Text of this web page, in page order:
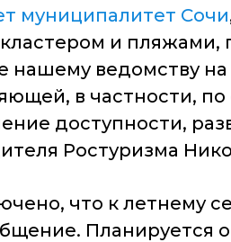
муниципалитет Сочи
и пляжами,
нашему ведомству на
в частности,
доступности,
Ростуризма
что к летнему
Планируется